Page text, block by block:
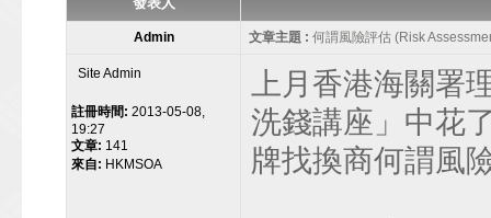
Admin 文章主題 : 何謂風險評估 (Risk
Site Admin
註冊時間: 2013-05-08,
19:27
文章: 141
來自: HKMSOA
上月香港海關署
洗錢講座」中花
牌找換商何謂風